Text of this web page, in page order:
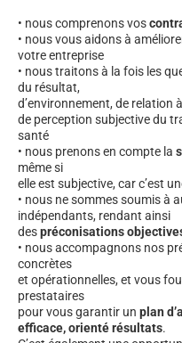
• nous comprenons vos
• nous vous aidons à
votre entreprise
• nous traitons à la fois les
du résultat,
d’environnement, de relation
de perception subjective du
santé
• nous prenons en compte la
même si
elle est subjective, car c’est
• nous ne sommes soumis à
indépendants, rendant ainsi
despréconisations
• nous accompagnons nos
concrètes
et opérationnelles, et vous
prestataires
pour vous garantir un plan
efficace, orienté résultats.